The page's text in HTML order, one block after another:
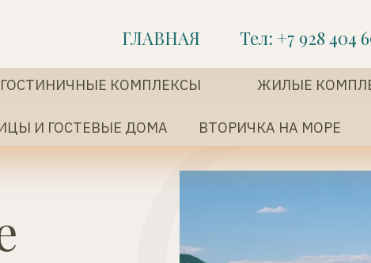
ГЛАВНАЯ Тел: +7 928 404
ГОСТИНИЧНЫЕ КОМПЛЕКСЫ ЖИЛЫЕ
И ГОСТЕВЫЕ ДОМА
  ВТОРИЧКА НА МОРЕ